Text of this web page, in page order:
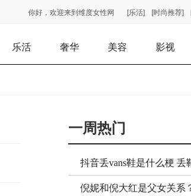
[乐活] [时尚推荐]
你好，欢迎来到维度女性网
乐活 奢华 美容 影视
一周热门